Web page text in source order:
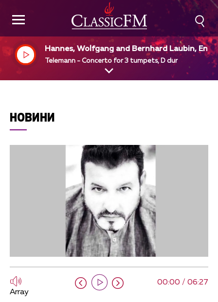
Hannes, Wolfgang and Bernhard Laubin,
h Chamber Orchestra, Simon Preston, dir
Telemann - Concerto for 3 tumpets, D dur
НОВИНИ
00:00 / 06:27
Array